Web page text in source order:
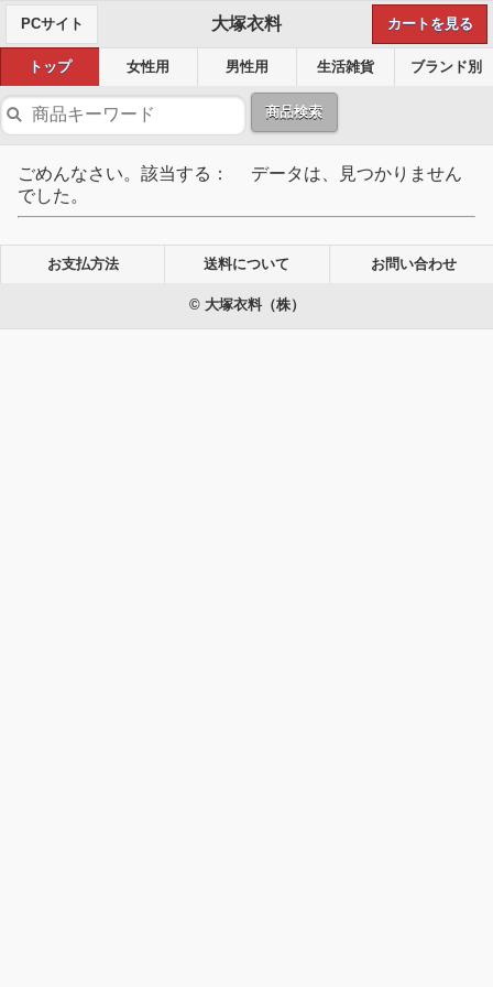
PCサイト 大塚衣料 カートを見る
トップ 女性用 男性用 生活雑貨 ブランド別
商品検索
ごめんなさい。該当する： データは、見つかりません
でした。
お支払方法 送料について お問い合わせ
© 大塚衣料（株）